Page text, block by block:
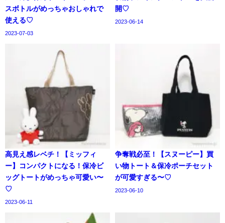
スボトルがめっちゃおしゃれで
使える♡
2023-07-03
開♡
2023-06-14
高見え感レベチ！【ミッフィ
ー】コンパクトになる！保冷ビ
ッグトートがめっちゃ可愛い〜
♡
2023-06-11
争奪戦必至！【スヌーピー】買
い物トート＆保冷ポーチセット
が可愛すぎる〜♡
2023-06-10